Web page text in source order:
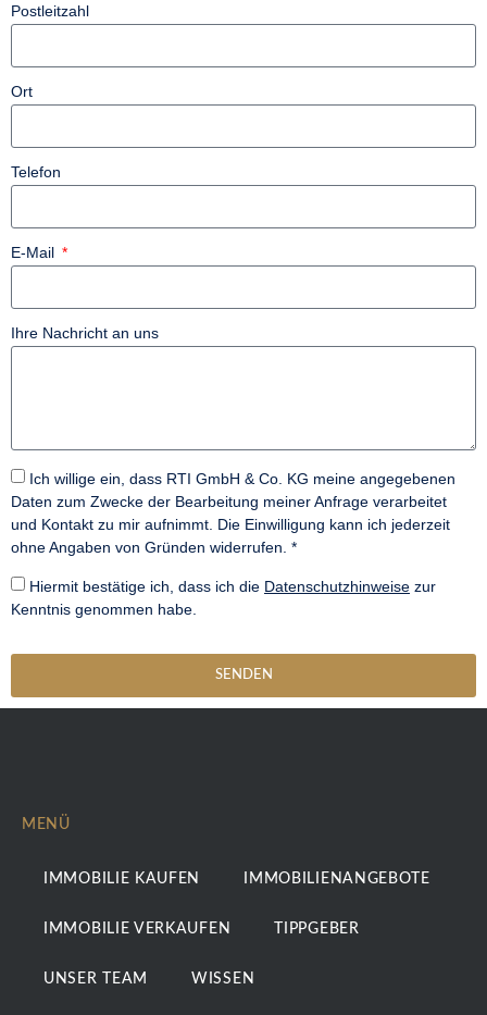
Postleitzahl
Ort
Telefon
E-Mail
Ihre Nachricht an uns
Ich willige ein, dass RTI GmbH & Co. KG meine angegebenen
Daten zum Zwecke der Bearbeitung meiner Anfrage verarbeitet
und Kontakt zu mir aufnimmt. Die Einwilligung kann ich jederzeit
ohne Angaben von Gründen widerrufen. *
Hiermit bestätige ich, dass ich die Datenschutzhinweise zur
Kenntnis genommen habe.
SENDEN
MENÜ
IMMOBILIE KAUFEN IMMOBILIENANGEBOTE
IMMOBILIE VERKAUFEN TIPPGEBER
UNSER TEAM WISSEN